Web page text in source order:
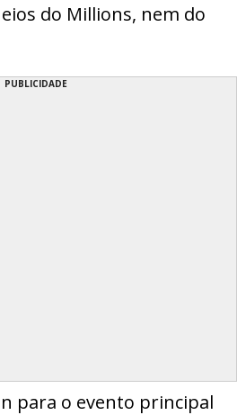
do Millions, nem do
PUBLICIDADE
para o evento principal